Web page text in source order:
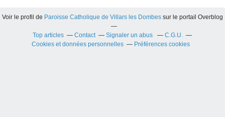
Voir le profil de Paroisse Catholique de Villars les Dombes sur le portail Overblog
Top articles Contact Signaler un abus
C.G.U.
Cookies et données personnelles
Préférences cookies